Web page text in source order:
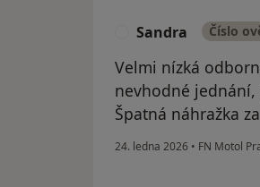
Sandra Číslo
Velmi nízká
nevhodné
Špatná náhražka
24. ledna 2026 • FN Motol